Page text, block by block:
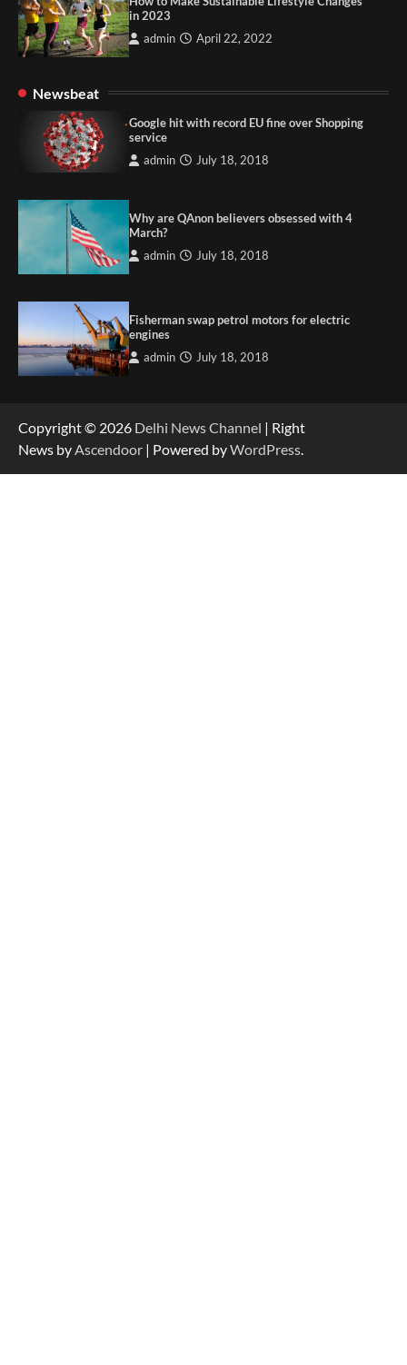
in 2023
admin April 22, 2022
Newsbeat
Google hit with record EU fine over Shopping
service
admin July 18, 2018
Why are QAnon believers obsessed with 4
March?
admin July 18, 2018
Fisherman swap petrol motors for electric
engines
admin July 18, 2018
Copyright © 2026 Delhi News Channel | Right
News by Ascendoor | Powered byWordPress